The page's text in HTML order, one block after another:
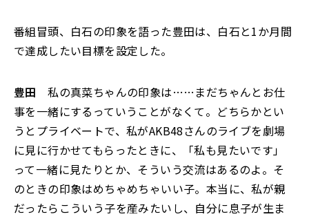
番組冒頭、白石の印象を語った豊田は、白石と1か月間
で達成したい目標を設定した。
豊田 私の真菜ちゃんの印象は……まだちゃんとお仕
事を一緒にするっていうことがなくて。どちらかとい
うとプライベートで、私がAKB48さんのライブを劇場
に見に行かせてもらったときに、「私も見たいです」
って一緒に見たりとか、そういう交流はあるのよ。そ
のときの印象はめちゃめちゃいい子。本当に、私が親
だったらこういう子を産みたいし、自分に息子が生ま